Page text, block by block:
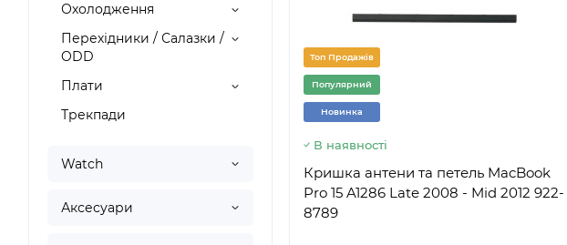
Охолодження
Перехідники / Салазки /
ODD
Плати
Трекпади
Watch
Аксесуари
Топ Продажів
Популярний
Новинка
В наявності
Кришка антени та петель MacBook
Pro 15 A1286 Late 2008 - Mid 2012 922-
8789